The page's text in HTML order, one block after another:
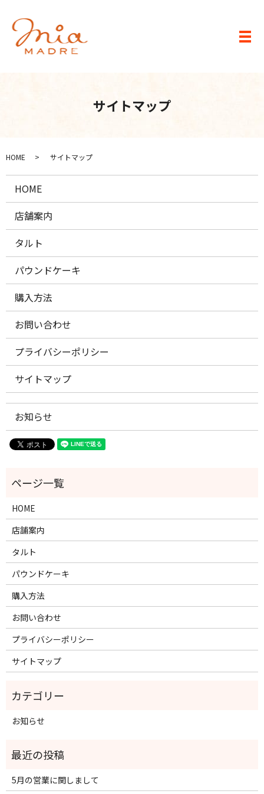
メ
サイトマップ
HOME サイトマップ
HOME
店舗案内
タルト
パウンドケーキ
購入方法
お問い合わせ
プライバシーポリシー
サイトマップ
お知らせ
HOME
店舗案内
タルト
パウンドケーキ
購入方法
お問い合わせ
プライバシーポリシー
サイトマップ
お知らせ
5月の営業に関しまして